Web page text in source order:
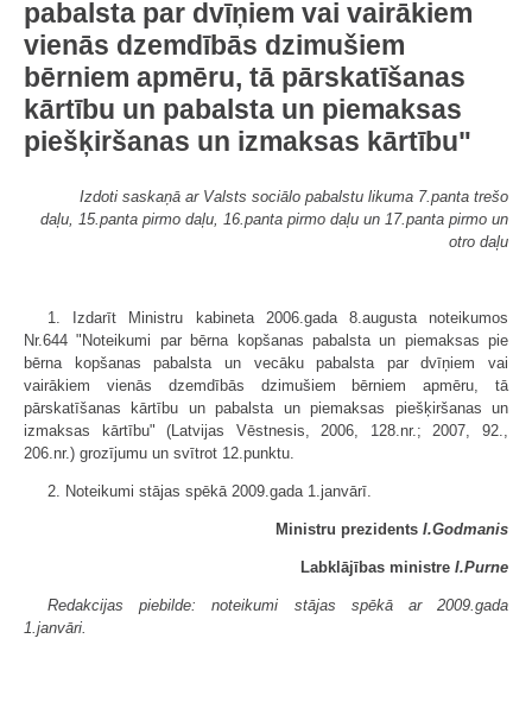
pabalsta par dvīņiem vai vairākiem
vienās dzemdībās dzimušiem
bērniem apmēru, tā pārskatīšanas
kārtību un pabalsta un piemaksas
piešķiršanas un izmaksas kārtību"
Izdoti saskaņā ar Valsts sociālo pabalstu likuma 7.panta trešo
daļu, 15.panta pirmo daļu, 16.panta pirmo daļu un 17.panta pirmo un
otro daļu
1. Izdarīt Ministru kabineta 2006.gada 8.augusta noteikumos
Nr.644 "Noteikumi par bērna kopšanas pabalsta un piemaksas pie
bērna kopšanas pabalsta un vecāku pabalsta par dvīņiem vai
vairākiem vienās dzemdībās dzimušiem bērniem apmēru, tā
pārskatīšanas kārtību un pabalsta un piemaksas piešķiršanas un
izmaksas kārtību" (Latvijas Vēstnesis, 2006, 128.nr.; 2007, 92.,
206.nr.) grozījumu un svītrot 12.punktu.
2. Noteikumi stājas spēkā 2009.gada 1.janvārī.
Ministru prezidents I.Godmanis
Labklājības ministre I.Purne
Redakcijas piebilde: noteikumi stājas spēkā ar 2009.gada
1.janvāri.